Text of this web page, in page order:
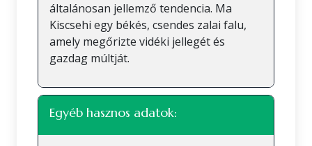
általánosan jellemző tendencia. Ma
Kiscsehi egy békés, csendes zalai falu,
amely megőrizte vidéki jellegét és
gazdag múltját.
Egyéb hasznos adatok: